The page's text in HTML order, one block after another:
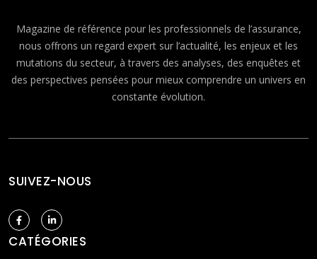
Magazine de référence pour les professionnels de l’assurance,
nous offrons un regard expert sur l’actualité, les enjeux et les
mutations du secteur, à travers des analyses, des enquêtes et
des perspectives pensées pour mieux comprendre un univers en
constante évolution.
SUIVEZ-NOUS
CATÉGORIES